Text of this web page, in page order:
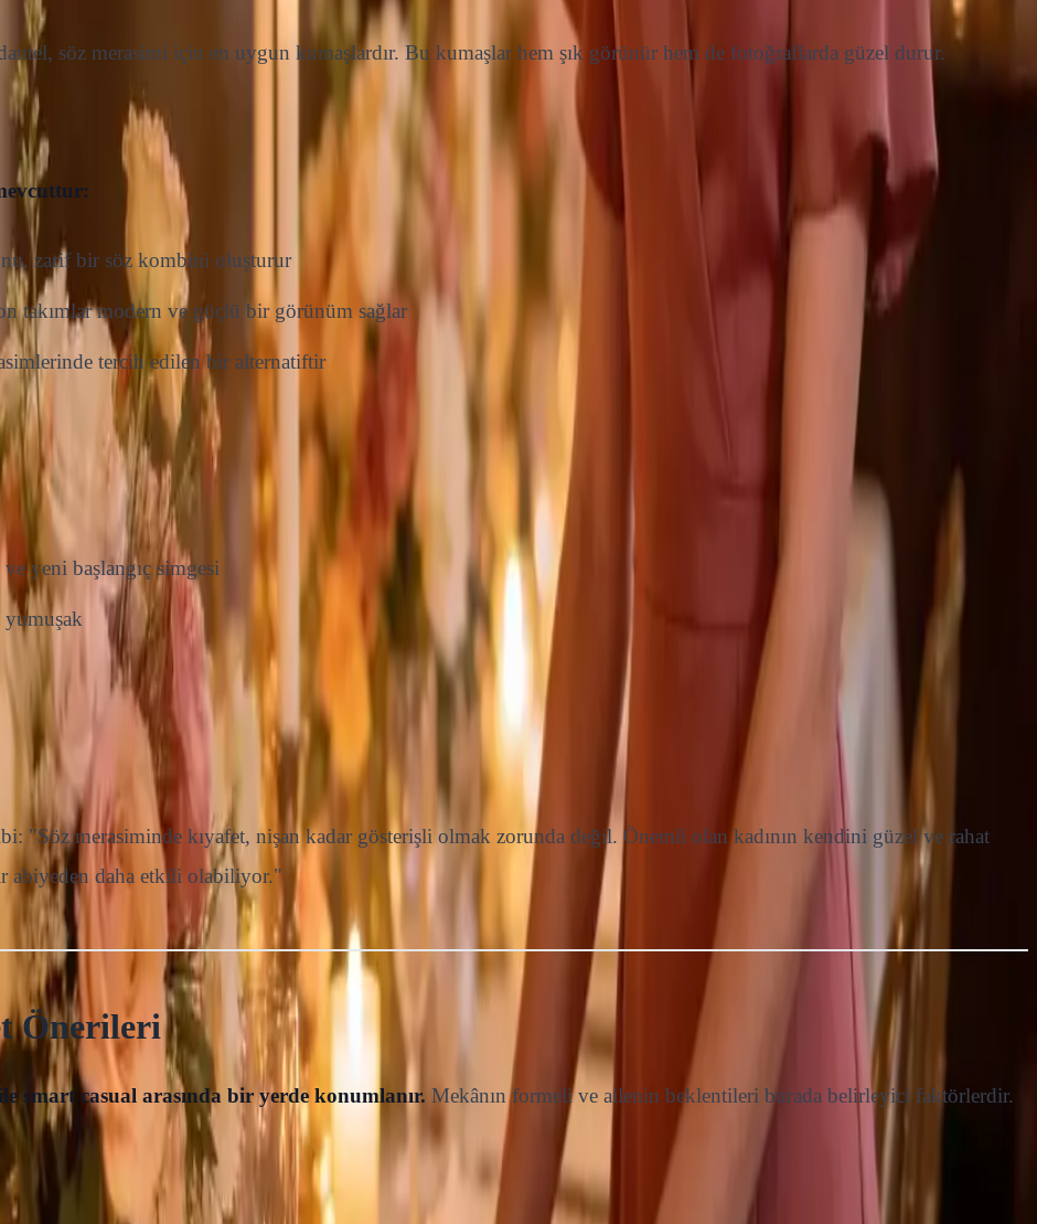
söz merasimi için en uygun kumaşlardır. Bu kumaşlar hem şık görünür hem de fotoğraflarda güzel durur.
zarif bir söz kombini oluşturur
takımlar modern ve güçlü bir görünüm sağlar
tercih edilen bir alternatiftir
yeni başlangıç simgesi
yumuşak
"Söz merasiminde kıyafet, nişan kadar gösterişli olmak zorunda değil. Önemli olan kadının kendini güzel ve rahat
abiyeden daha etkili olabiliyor."
Önerileri
smart casual arasında bir yerde konumlanır. Mekânın formeli ve ailenin beklentileri burada belirleyici faktörlerdir.